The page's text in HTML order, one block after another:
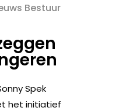
Bestuur
Spek
het initiatief